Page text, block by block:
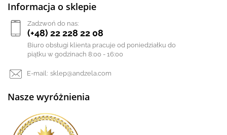
Informacja o sklepie
Zadzwoń do nas:
(+48) 22 228 22 08
Biuro obsługi klienta pracuje od poniedziałku do
piątku w godzinach 8:00 - 16:00
E-mail: sklep@andzela.com
Nasze wyróżnienia